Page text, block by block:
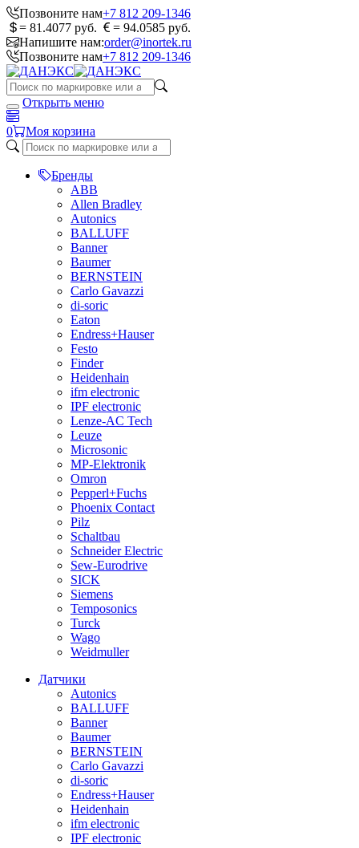
Позвоните нам+7 812 209-1346
= 81.4077 руб.
= 94.0585 руб.
Напишите нам:order@inortek.ru
Позвоните нам+7 812 209-1346
Открыть меню
0 Моя корзина
Бренды
ABB
Allen Bradley
Autonics
BALLUFF
Banner
Baumer
BERNSTEIN
Carlo Gavazzi
di-soric
Eaton
Endress+Hauser
Festo
Finder
Heidenhain
ifm electronic
IPF electronic
Lenze-AC Tech
Leuze
Microsonic
MP-Elektronik
Omron
Pepperl+Fuchs
Phoenix Contact
Pilz
Schaltbau
Schneider Electric
Sew-Eurodrive
SICK
Siemens
Temposonics
Turck
Wago
Weidmuller
Датчики
Autonics
BALLUFF
Banner
Baumer
BERNSTEIN
Carlo Gavazzi
di-soric
Endress+Hauser
Heidenhain
ifm electronic
IPF electronic